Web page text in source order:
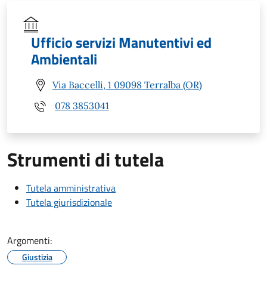
Ufficio servizi Manutentivi ed
Ambientali
Via Baccelli, 1 09098 Terralba (OR)
078 3853041
Strumenti di tutela
Tutela amministrativa
Tutela giurisdizionale
Argomenti:
Giustizia